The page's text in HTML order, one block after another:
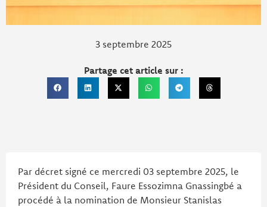
3 septembre 2025
Partage cet article sur :
Par décret signé ce mercredi 03 septembre 2025, le
Président du Conseil, Faure Essozimna Gnassingbé a
procédé à la nomination de Monsieur Stanislas